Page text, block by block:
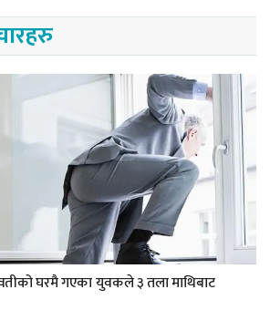
घरमै गएका युवकले ३ तला माथिबाट